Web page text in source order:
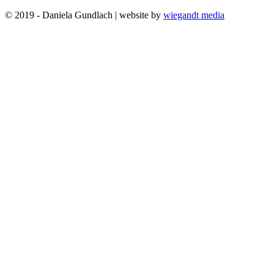
© 2019 - Daniela Gundlach | website by wiegandt media